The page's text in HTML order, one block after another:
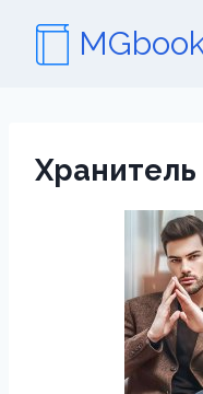
содержимому